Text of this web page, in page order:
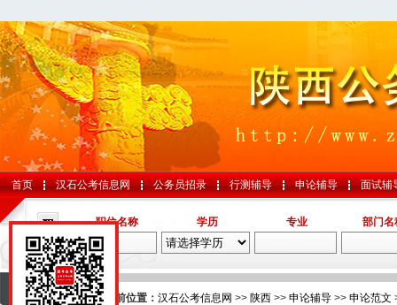
首页 汉石公考信息网 公务员招录 行测辅导 申论辅导 面试辅
职位名称 学历 专业 部门名
导航 您的当前位置： 汉石公考信息网 >> 陕西 >> 申论辅导 >> 申论范文